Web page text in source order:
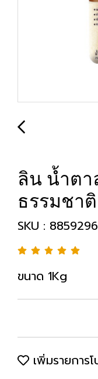
ลิน น้ำตา
ธรรมชาติ
SKU :
ขนาด 1Kg
เพิ่มรายการ